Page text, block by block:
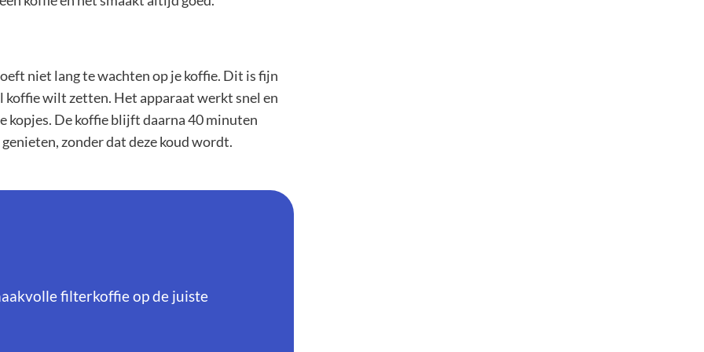
niet lang te wachten op je koffie. Dit is fijn
koffie wilt zetten. Het apparaat werkt snel en
kopjes. De koffie blijft daarna 40 minuten
zonder dat deze koud wordt.
filterkoffie op de juiste